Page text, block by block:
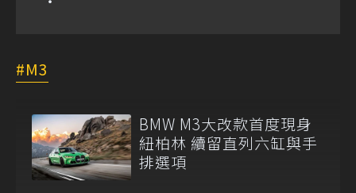
M3
BMW M3大改款首度現身
紐柏林 續留直列六缸與手
排選項